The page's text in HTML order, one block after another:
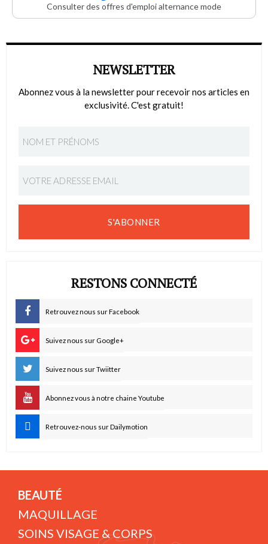
Consulter des offres d'emploi alternance mode
NEWSLETTER
Abonnez vous à la newsletter pour recevoir nos articles en
exclusivité. C'est gratuit!
S'ABONNER
RESTONS CONNECTÉ
Retrouvez nous sur Facebook
Suivez nous sur Google+
Suivez nous sur Twiitter
Abonnez vous à notre chaine Youtube
Retrouvez-nous sur Dailymotion
BEAUTÉ
MAQUILLAGE
SOINS VISAGE & CORPS